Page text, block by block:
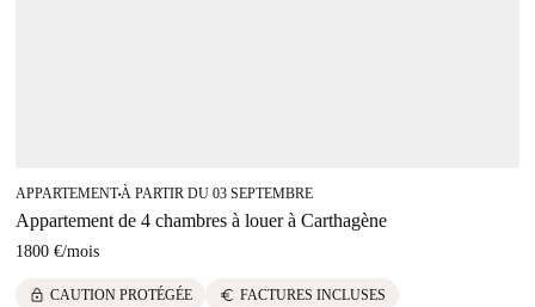
APPARTEMENT■À PARTIR DU 03 SEPTEMBRE
Appartement de 4 chambres à louer à Carthagène
1800 €/mois
lock CAUTION PROTÉGÉE euro FACTURES INCLUSES